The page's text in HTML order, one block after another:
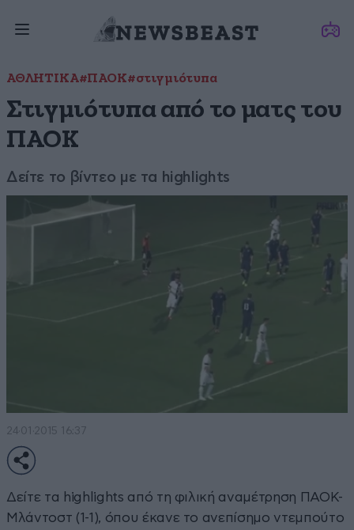
ΑΘΛΗΤΙΚΑ#ΠΑΟΚ#στιγμιότυπα
Στιγμιότυπα από το ματς του
ΠΑΟΚ
Δείτε το βίντεο με τα highlights
24·01·2015 16:37
Δείτε τα highlights από τη φιλική αναμέτρηση ΠΑΟΚ-
Μλάντοστ (1-1), όπου έκανε το ανεπίσημο ντεμπούτο